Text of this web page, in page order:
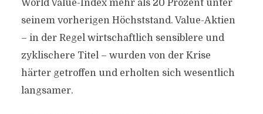
World Value-Index mehr als 20 Prozent unter
seinem vorherigen Höchststand. Value-Aktien
– in der Regel wirtschaftlich sensiblere und
zyklischere Titel – wurden von der Krise
härter getroffen und erholten sich wesentlich
langsamer.